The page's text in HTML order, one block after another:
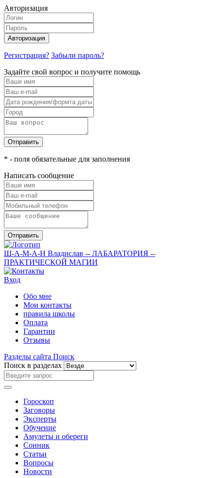
Авторизация
Авторизация
Регистрация? Забыли пароль?
Задайте свой вопрос и получите помощь
Отправить
* - поля обязательные для заполнения
Написать сообщение
Отправить
Ш-А-М-А-Н Владислав -- ЛАБАРАТОРИЯ --
ПРАКТИЧЕСКОЙ МАГИИ
Вход
Обо мне
Мои контакты
правила школы
Оплата
Гарантии
Отзывы
Разделы сайта Поиск
Поиск в разделах
Гороскоп
Заговоры
Эксперты
Обучение
Амулеты и обереги
Сонник
Статьи
Вопросы
Новости